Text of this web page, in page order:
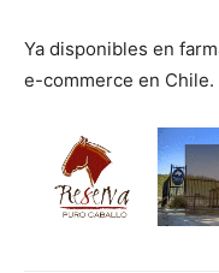
Ya disponibles en
e-commerce en Chile.